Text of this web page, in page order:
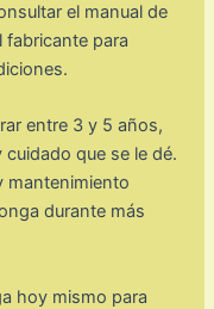
el manual de
fabricante para
entre 3 y 5 años,
que se le dé.
mantenimiento
durante más
hoy mismo para